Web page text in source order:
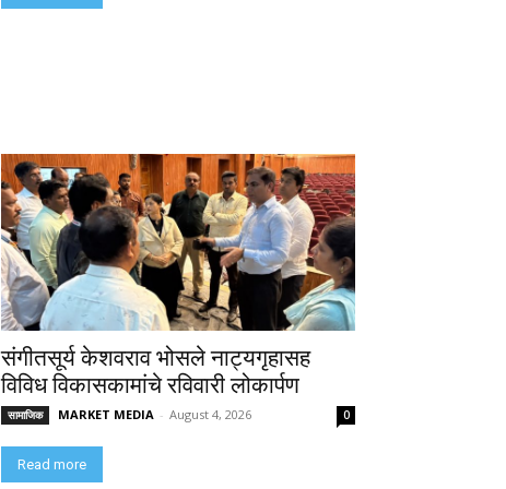
संगीतसूर्य केशवराव भोसले नाट्यगृहासह
विविध विकासकामांचे रविवारी लोकार्पण
सामाजिक MARKET MEDIA - August 4, 2026 0
Read more